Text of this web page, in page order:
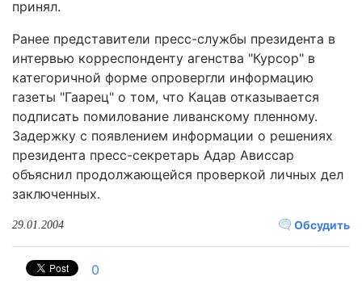
принял.
Ранее представители пресс-службы президента в
интервью корреспонденту агенства "Курсор" в
категоричной форме опровергли информацию
газеты "Гаарец" о том, что Кацав отказывается
подписать помилование ливанскому пленному.
Задержку с появлением информации о решениях
президента пресс-секретарь Адар Ависсар
объяснил продолжающейся проверкой личных дел
заключенных.
Обсудить
29.01.2004
0